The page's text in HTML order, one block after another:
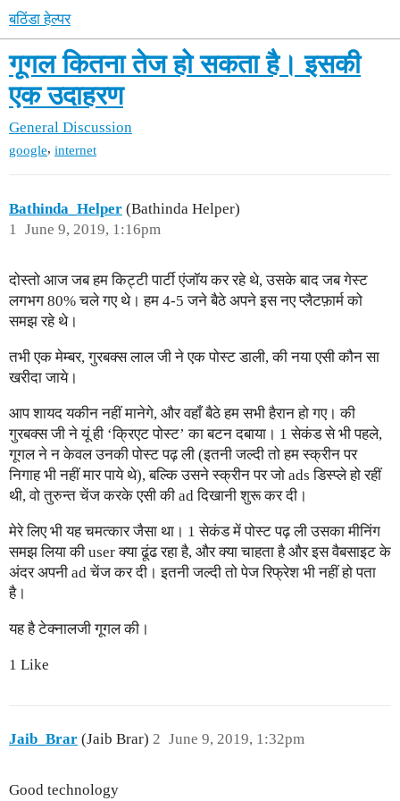
बठिंडा हेल्पर
गूगल कितना तेज हो सकता है। इसकी
एक उदाहरण
General Discussion
google, internet
Bathinda_Helper (Bathinda Helper)
June 9, 2019, 1:16pm
1
दोस्तो आज जब हम किट्टी पार्टी एंजॉय कर रहे थे, उसके बाद जब गेस्ट
लगभग 80% चले गए थे। हम 4-5 जने बैठे अपने इस नए प्लैटफ़ार्म को
समझ रहे थे।
तभी एक मेम्बर, गुरबक्स लाल जी ने एक पोस्ट डाली, की नया एसी कौन सा
खरीदा जाये।
आप शायद यकीन नहीं मानेगे, और वहाँ बैठे हम सभी हैरान हो गए। की
गुरबक्स जी ने यूं ही ‘क्रिएट पोस्ट’ का बटन दबाया। 1 सेकंड से भी पहले,
गूगल ने न केवल उनकी पोस्ट पढ़ ली (इतनी जल्दी तो हम स्क्रीन पर
निगाह भी नहीं मार पाये थे), बल्कि उसने स्क्रीन पर जो ads डिस्प्ले हो रहीं
थी, वो तुरुन्त चेंज करके एसी की ad दिखानी शुरू कर दी।
मेरे लिए भी यह चमत्कार जैसा था। 1 सेकंड में पोस्ट पढ़ ली उसका मीनिंग
समझ लिया की user क्या ढूंढ रहा है, और क्या चाहता है और इस वैबसाइट के
अंदर अपनी ad चेंज कर दी। इतनी जल्दी तो पेज रिफ्रेश भी नहीं हो पता
है।
यह है टेक्नालजी गूगल की।
1 Like
Jaib_Brar (Jaib Brar) June 9, 2019, 1:32pm
2
Good technology